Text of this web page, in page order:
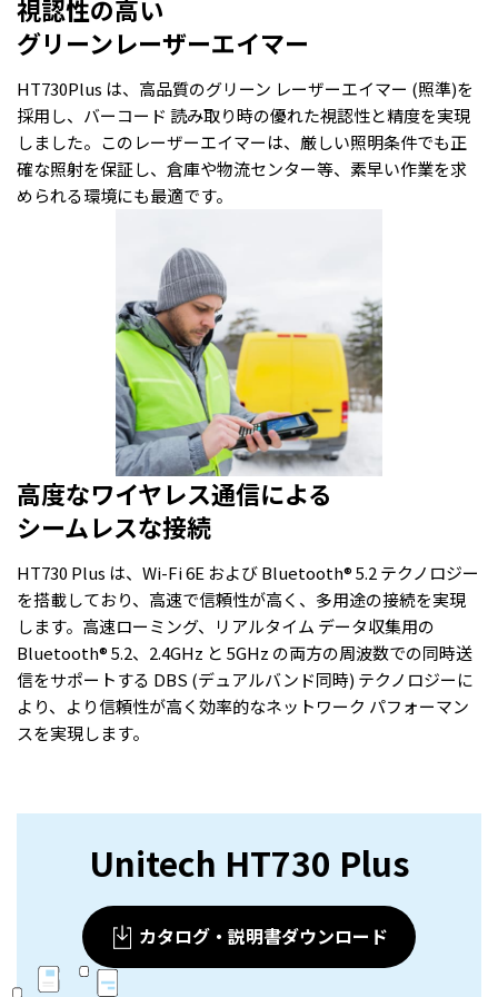
視認性の高い
グリーンレーザーエイマー
HT730Plus は、高品質のグリーン レーザーエイマー (照準)を
採用し、バーコード 読み取り時の優れた視認性と精度を実現
しました。このレーザーエイマーは、厳しい照明条件でも正
確な照射を保証し、倉庫や物流センター等、素早い作業を求
められる環境にも最適です。
高度なワイヤレス通信による
シームレスな接続
HT730 Plus は、Wi-Fi 6E および Bluetooth® 5.2 テクノロジー
を搭載しており、高速で信頼性が高く、多用途の接続を実現
します。高速ローミング、リアルタイム データ収集用の
Bluetooth® 5.2、2.4GHz と 5GHz の両方の周波数での同時送
信をサポートする DBS (デュアルバンド同時) テクノロジーに
より、より信頼性が高く効率的なネットワーク パフォーマン
スを実現します。
Unitech HT730 Plus
カタログ・説明書ダウンロード